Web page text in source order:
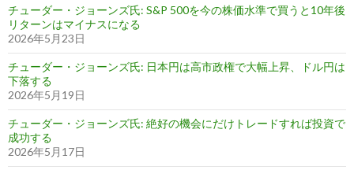
チューダー・ジョーンズ氏: S&P 500を今の株価水準で買うと10年後
リターンはマイナスになる
2026年5月23日
チューダー・ジョーンズ氏: 日本円は高市政権で大幅上昇、ドル円は
下落する
2026年5月19日
チューダー・ジョーンズ氏: 絶好の機会にだけトレードすれば投資で
成功する
2026年5月17日